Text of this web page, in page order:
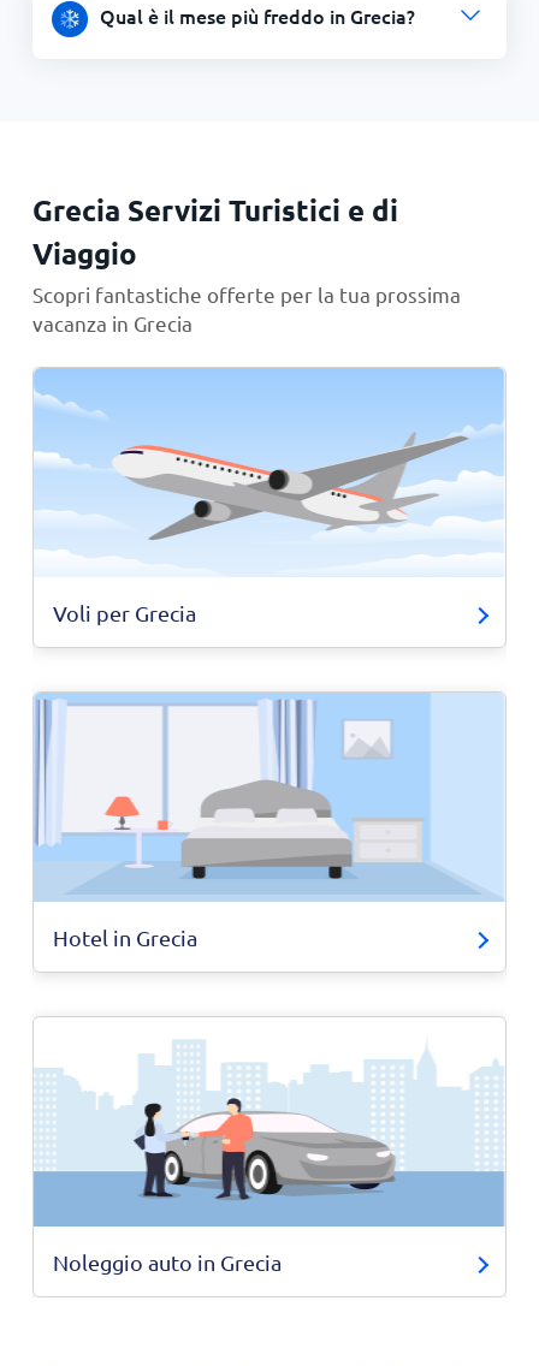
Qual è il mese più freddo in Grecia?
Grecia Servizi Turistici e di
Viaggio
Scopri fantastiche offerte per la tua prossima
vacanza in Grecia
Voli per Grecia
Hotel in Grecia
Noleggio auto in Grecia